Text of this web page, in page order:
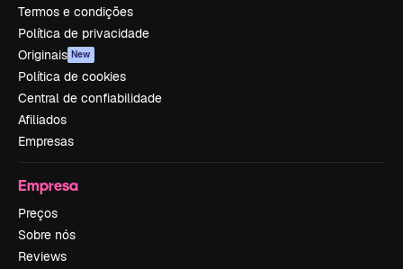
Termos e condições
Política de privacidade
Originais New
Política de cookies
Central de confiabilidade
Afiliados
Empresas
Empresa
Preços
Sobre nós
Reviews